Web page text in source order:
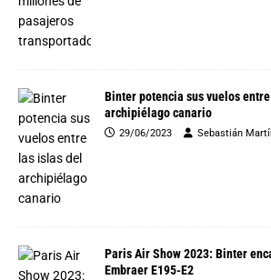
Binter potencia sus vuelos
archipiélago canario
29/06/2023 Sebastián
Paris Air Show 2023: Binter
Embraer E195-E2